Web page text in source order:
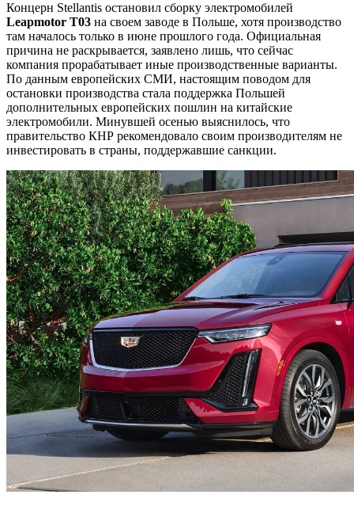
Концерн Stellantis остановил сборку электромобилей
Leapmotor T03 на своем заводе в Польше, хотя производство
там началось только в июне прошлого года. Официальная
причина не раскрывается, заявлено лишь, что сейчас
компания прорабатывает иные производственные варианты.
По данным европейских СМИ, настоящим поводом для
остановки производства стала поддержка Польшей
дополнительных европейских пошлин на китайские
электромобили. Минувшей осенью выяснилось, что
правительство КНР рекомендовало своим производителям не
инвестировать в страны, поддержавшие санкции.